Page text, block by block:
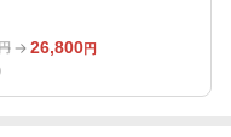
26,800円